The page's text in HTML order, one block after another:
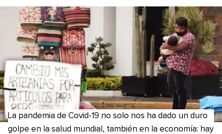
La pandemia de Covid-19 no solo nos ha dado un duro
golpe en la salud mundial, también en la economía: hay